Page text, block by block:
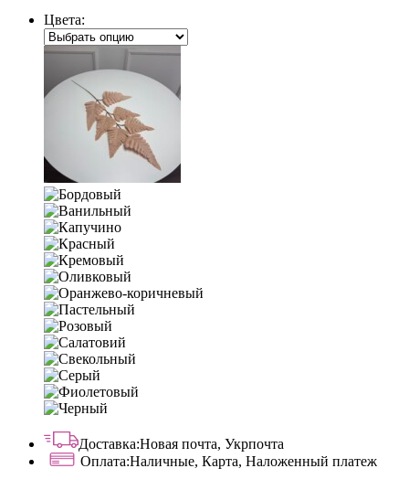
Цвета:
Доставка:Новая почта, Укрпочта
Оплата:Наличные, Карта, Наложенный платеж